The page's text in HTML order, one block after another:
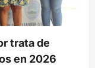
trata de
en 2026